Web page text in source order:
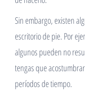
Sin embargo, existen
escritorio de pie. Por
algunos pueden no
tengas que
períodos de tiempo.